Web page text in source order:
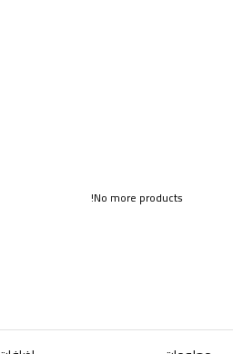
No more products!